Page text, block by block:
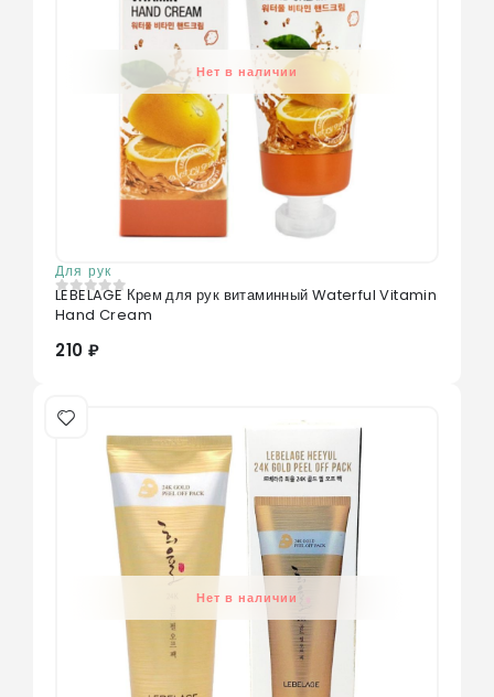
Нет в наличии
Для рук
0из 5
LEBELAGE Крем для рук витаминный Waterful Vitamin
Hand Cream
210 ₽
Нет в наличии